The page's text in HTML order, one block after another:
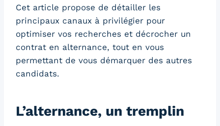
Cet article propose de détailler les
principaux canaux à privilégier pour
optimiser vos recherches et décrocher un
contrat en alternance, tout en vous
permettant de vous démarquer des autres
candidats.
L’alternance, un tremplin